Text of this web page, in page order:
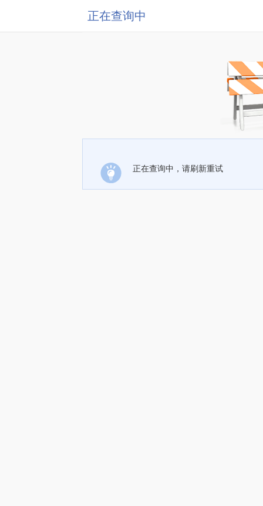
正在查询中
正在查询中，请刷新重试